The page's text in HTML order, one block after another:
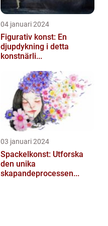
04 januari 2024
Figurativ konst: En
djupdykning i detta
konstnärli...
03 januari 2024
Spackelkonst: Utforska
den unika
skapandeprocessen...